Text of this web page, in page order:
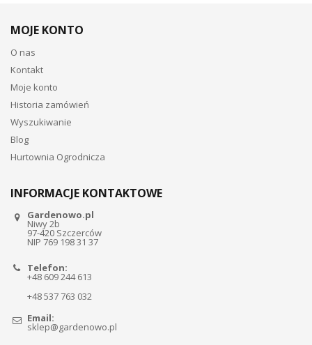
MOJE KONTO
O nas
Kontakt
Moje konto
Historia zamówień
Wyszukiwanie
Blog
Hurtownia Ogrodnicza
INFORMACJE KONTAKTOWE
Gardenowo.pl
Niwy 2b
97-420 Szczerców
NIP 769 198 31 37
Telefon:
+48 609 244 613
+48 537 763 032
Email:
sklep@gardenowo.pl